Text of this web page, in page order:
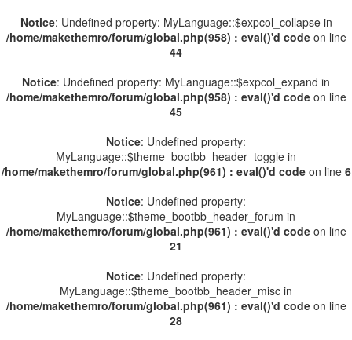
Notice: Undefined property: MyLanguage::$expcol_collapse in
/home/makethemro/forum/global.php(958) : eval()'d codeon line
44
Notice: Undefined property: MyLanguage::$expcol_expand in
/home/makethemro/forum/global.php(958) : eval()'d codeon line
45
Notice: Undefined property:
MyLanguage::$theme_bootbb_header_toggle in
/home/makethemro/forum/global.php(961) : eval()'d codeon line 6
Notice: Undefined property:
MyLanguage::$theme_bootbb_header_forum in
/home/makethemro/forum/global.php(961) : eval()'d codeon line
21
Notice: Undefined property:
MyLanguage::$theme_bootbb_header_misc in
/home/makethemro/forum/global.php(961) : eval()'d codeon line
28